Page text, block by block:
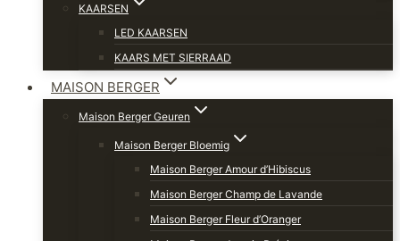
KAARSEN
LED KAARSEN
KAARS MET SIERRAAD
MAISON BERGER
Maison Berger Geuren
Maison Berger Bloemig
Maison Berger Amour d’Hibiscus
Maison Berger Champ de Lavande
Maison Berger Fleur d’Oranger